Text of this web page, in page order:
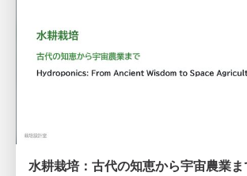
水耕栽培：古代の知恵から宇宙農業ま